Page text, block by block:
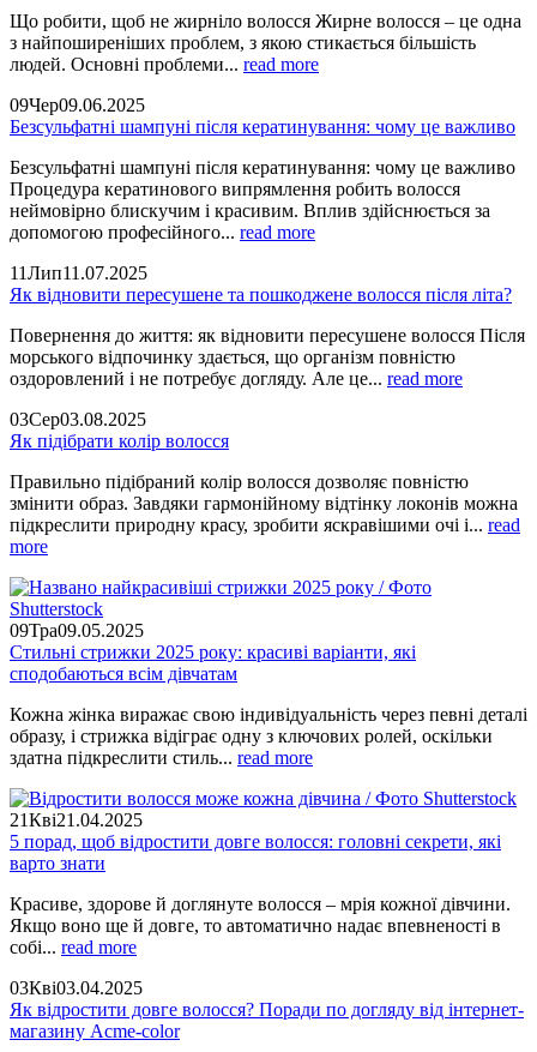
Що робити, щоб не жирніло волосся Жирне волосся – це одна
з найпоширеніших проблем, з якою стикається більшість
людей. Основні проблеми... read more
09Чер09.06.2025
Безсульфатні шампуні після кератинування: чому це важливо
Безсульфатні шампуні після кератинування: чому це важливо
Процедура кератинового випрямлення робить волосся
неймовірно блискучим і красивим. Вплив здійснюється за
допомогою професійного... read more
11Лип11.07.2025
Як відновити пересушене та пошкоджене волосся після літа?
Повернення до життя: як відновити пересушене волосся Після
морського відпочинку здається, що організм повністю
оздоровлений і не потребує догляду. Але це... read more
03Сер03.08.2025
Як підібрати колір волосся
Правильно підібраний колір волосся дозволяє повністю
змінити образ. Завдяки гармонійному відтінку локонів можна
підкреслити природну красу, зробити яскравішими очі і... read
more
09Тра09.05.2025
Стильні стрижки 2025 року: красиві варіанти, які
сподобаються всім дівчатам
Кожна жінка виражає свою індивідуальність через певні деталі
образу, і стрижка відіграє одну з ключових ролей, оскільки
здатна підкреслити стиль... read more
21Кві21.04.2025
5 порад, щоб відростити довге волосся: головні секрети, які
варто знати
Красиве, здорове й доглянуте волосся – мрія кожної дівчини.
Якщо воно ще й довге, то автоматично надає впевненості в
собі... read more
03Кві03.04.2025
Як відростити довге волосся? Поради по догляду від інтернет-
магазину Acme-color